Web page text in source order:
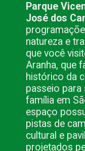
Parque
José dos
natureza e
que você
Aranha, que
histórico da
passeio
família em
espaço
pistas de
cultural e
projetados